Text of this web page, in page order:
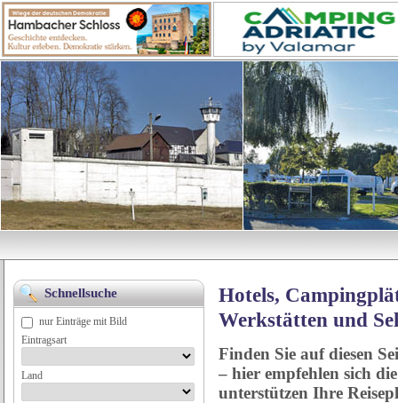
Hotels,
Werkstätten und
Finden Sie auf diesen
– hier empfehlen sich
unterstützen Ihre
Schnellsuche
nur Einträge mit Bild
Eintragsart
Land